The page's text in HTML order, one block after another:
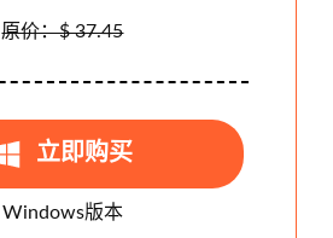
原价：$ 37.45
立即购买
Windows版本